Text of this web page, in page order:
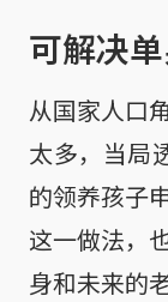
可解决
从国家人口
太多，当局
的领养孩子
这一做法，
身和未来的